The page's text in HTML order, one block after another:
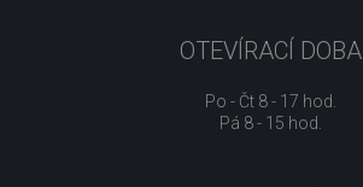
OTEVÍRACÍ DOBA
Po - Čt 8 - 17 hod.
Pá 8 - 15 hod.